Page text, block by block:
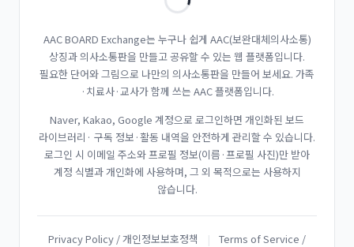
AAC BOARD Exchange는 누구나 쉽게 AAC(보완대체의사소통)
상징과 의사소통판을 만들고 공유할 수 있는 웹 플랫폼입니다.
필요한 단어와 그림으로 나만의 의사소통판을 만들어 보세요. 가족
·치료사·교사가 함께 쓰는 AAC 플랫폼입니다.
Naver, Kakao, Google 계정으로 로그인하면 개인화된 보드
라이브러리· 구독 정보·활동 내역을 안전하게 관리할 수 있습니다.
로그인 시 이메일 주소와 프로필 정보(이름·프로필 사진)만 받아
계정 식별과 개인화에 사용하며, 그 외 목적으로는 사용하지
않습니다.
Privacy Policy / 개인정보보호정책 |
Terms of Service /